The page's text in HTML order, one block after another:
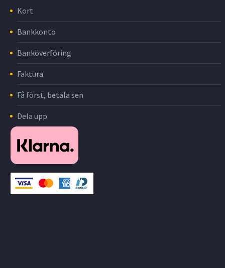
Kort
Bankkonto
Banköverföring
Faktura
Få först, betala sen
Dela upp